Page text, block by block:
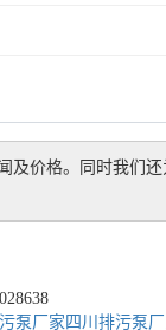
及价格。同时我们
泵厂家四川排污泵